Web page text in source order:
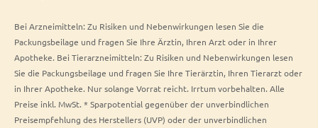
Bei Arzneimitteln: Zu Risiken und Nebenwirkungen lesen Sie die
Packungsbeilage und fragen Sie Ihre Ärztin, Ihren Arzt oder in Ihrer
Apotheke. Bei Tierarzneimitteln: Zu Risiken und Nebenwirkungen lesen
Sie die Packungsbeilage und fragen Sie Ihre Tierärztin, Ihren Tierarzt oder
in Ihrer Apotheke. Nur solange Vorrat reicht. Irrtum vorbehalten. Alle
Preise inkl. MwSt. * Sparpotential gegenüber der unverbindlichen
Preisempfehlung des Herstellers (UVP) oder der unverbindlichen